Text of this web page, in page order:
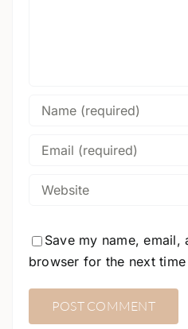
Save my name, email,
browser for the next